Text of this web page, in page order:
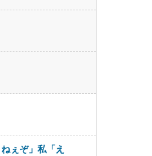
ぇぞ」私「え